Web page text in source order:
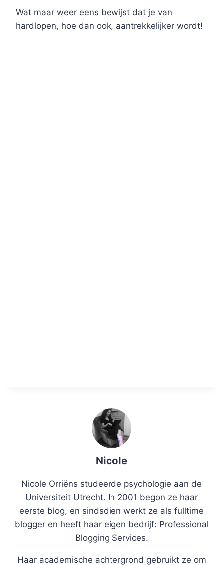
Wat maar weer eens bewijst dat je van
hardlopen, hoe dan ook, aantrekkelijker wordt!
Nicole
Nicole Orriëns studeerde psychologie aan de
Universiteit Utrecht. In 2001 begon ze haar
eerste blog, en sindsdien werkt ze als fulltime
blogger en heeft haar eigen bedrijf: Professional
Blogging Services.
Haar academische achtergrond gebruikt ze om